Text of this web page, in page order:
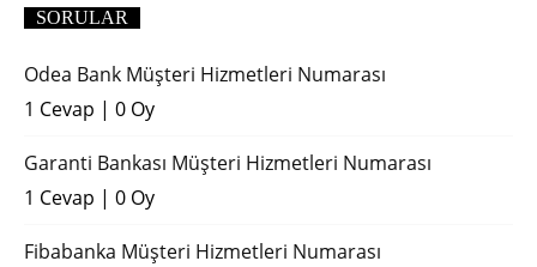
SORULAR
Odea Bank Müşteri Hizmetleri Numarası
1 Cevap | 0 Oy
Garanti Bankası Müşteri Hizmetleri Numarası
1 Cevap | 0 Oy
Fibabanka Müşteri Hizmetleri Numarası